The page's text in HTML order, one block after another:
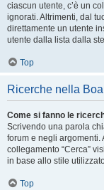
ciascun utente, c’è un
ignorati. Altrimenti, dal
direttamente un utente
utente dalla lista dalla
Top
Ricerche nella
Come si fanno le
Scrivendo una parola
forum e negli argomenti.
collegamento “Cerca”
in base allo stile
Top